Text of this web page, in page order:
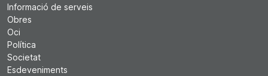
Informació de serveis
Obres
Oci
Política
Societat
Esdeveniments